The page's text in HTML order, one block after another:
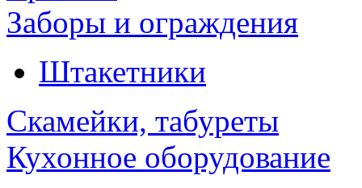
Заборы и ограждения
Штакетники
Скамейки, табуреты
Кухонное оборудование